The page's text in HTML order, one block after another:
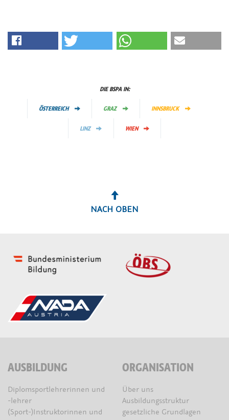
DIE BSPA IN:
ÖSTERREICH GRAZ INNSBRUCK
LINZ WIEN
NACH OBEN
AUSBILDUNG
Diplomsportlehrerinnen und
-lehrer
(Sport-)Instruktorinnen und
ORGANISATION
Über uns
Ausbildungsstruktur
gesetzliche Grundlagen